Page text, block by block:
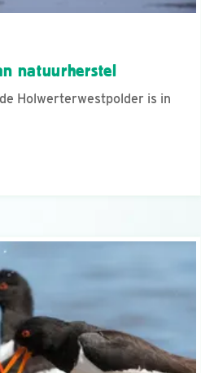
natuurherstel
Holwerterwestpolder is in